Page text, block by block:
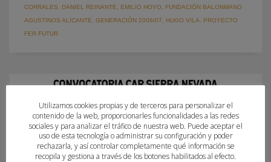
CORRALES
DANIEL REINANTE EMILIO HOYO
FUNDACIÓN BALONMANO
AGUSTINOS ALICANTE
GENERACIÓN 2006/07 HUGO VILA
PROYECTO
FER FUTUR
Utilizamos cookies propias y de terceros para personalizar el
contenido de la web, proporcionarles funcionalidades a las redes
sociales y para analizar el tráfico de nuestra web. Puede aceptar el
uso de esta tecnología o administrar su configuración y poder
rechazarla, y así controlar completamente qué información se
recopila y gestiona a través de los botones habilitados al efecto.